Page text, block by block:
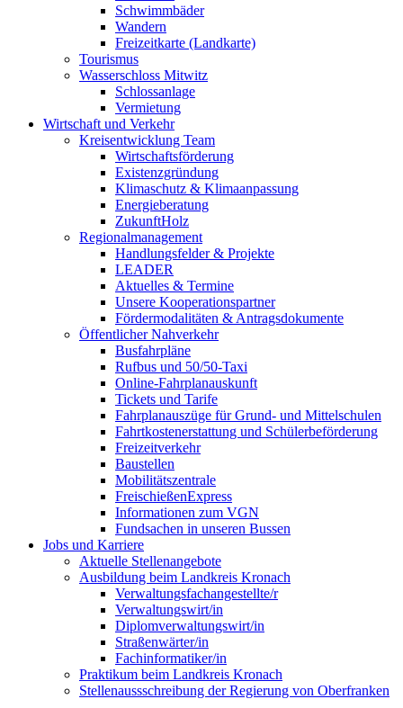
Schwimmbäder
Wandern
Freizeitkarte (Landkarte)
Tourismus
Wasserschloss Mitwitz
Schlossanlage
Vermietung
Wirtschaft und Verkehr
Kreisentwicklung Team
Wirtschaftsförderung
Existenzgründung
Klimaschutz & Klimaanpassung
Energieberatung
ZukunftHolz
Regionalmanagement
Handlungsfelder & Projekte
LEADER
Aktuelles & Termine
Unsere Kooperationspartner
Fördermodalitäten & Antragsdokumente
Öffentlicher Nahverkehr
Busfahrpläne
Rufbus und 50/50-Taxi
Online-Fahrplanauskunft
Tickets und Tarife
Fahrplanauszüge für Grund- und Mittelschulen
Fahrtkostenerstattung und Schülerbeförderung
Freizeitverkehr
Baustellen
Mobilitätszentrale
FreischießenExpress
Informationen zum VGN
Fundsachen in unseren Bussen
Jobs und Karriere
Aktuelle Stellenangebote
Ausbildung beim Landkreis Kronach
Verwaltungsfachangestellte/r
Verwaltungswirt/in
Diplomverwaltungswirt/in
Straßenwärter/in
Fachinformatiker/in
Praktikum beim Landkreis Kronach
Stellenaussschreibung der Regierung von Oberfranken